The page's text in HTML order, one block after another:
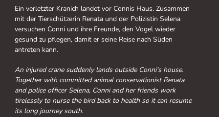
Ein verletzter Kranich landet vor Connis Haus. Zusammen
mit der Tierschützerin Renata und der Polizistin Selena
versuchen Conni und ihre Freunde, den Vogel wieder
gesund zu pflegen, damit er seine Reise nach Süden
antreten kann.
An injured crane suddenly lands outside Conni's house.
Together with committed animal conservationist Renata
and police officer Selena, Conni and her friends work
tirelessly to nurse the bird back to health so it can resume
its long journey south.